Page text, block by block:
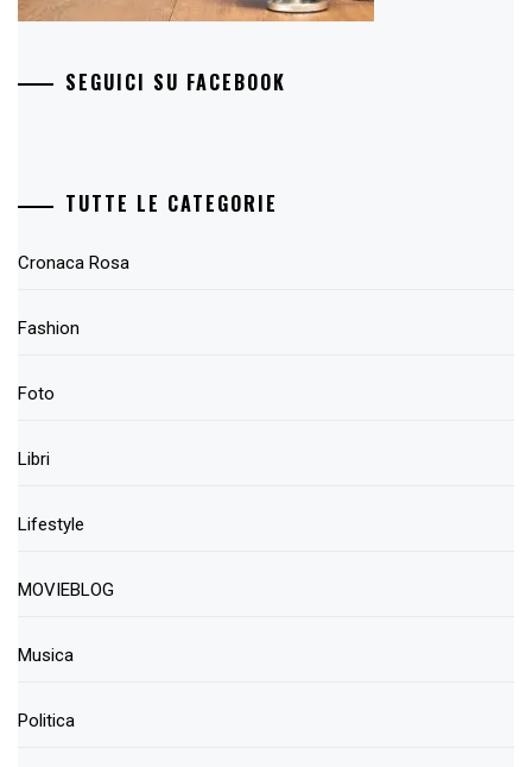
SEGUICI SU FACEBOOK
TUTTE LE CATEGORIE
Cronaca Rosa
Fashion
Foto
Libri
Lifestyle
MOVIEBLOG
Musica
Politica